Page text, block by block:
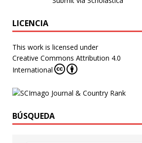
LICENCIA
This work is licensed under
Creative Commons Attribution 4.0
International
BÚSQUEDA